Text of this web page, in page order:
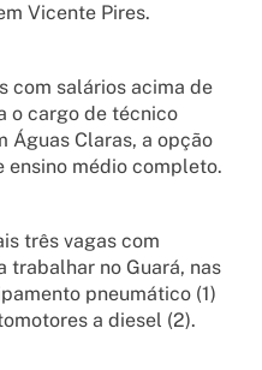
Vicente Pires.
com salários acima de
o cargo de técnico
Águas Claras, a opção
ensino médio completo.
três vagas com
trabalhar no Guará, nas
pneumático (1)
a diesel (2).